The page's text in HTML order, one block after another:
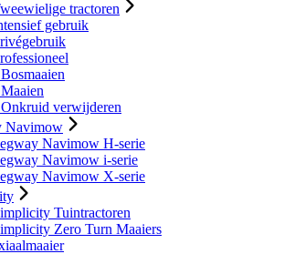
tractoren
gebruik
verwijderen
Navimow
Navimow H-serie
Navimow i-serie
Navimow X-serie
Tuintractoren
Zero Turn Maaiers